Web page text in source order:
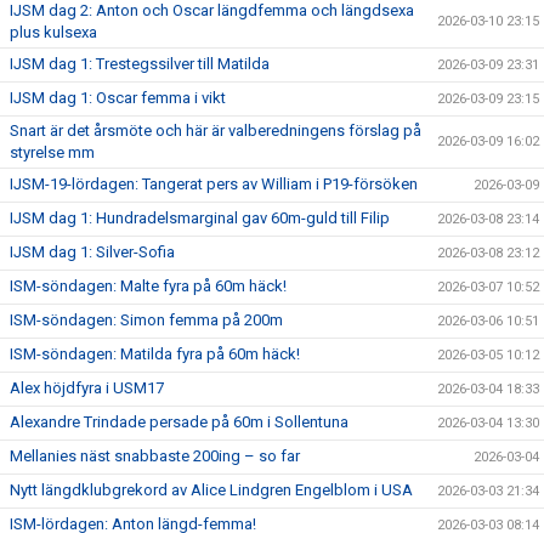
IJSM dag 2: Anton och Oscar längdfemma och längdsexa
plus kulsexa
2026-03-10 23:15
IJSM dag 1: Trestegssilver till Matilda 2026-03-09 23:31
IJSM dag 1: Oscar femma i vikt 2026-03-09 23:15
Snart är det årsmöte och här är valberedningens förslag på
styrelse mm
2026-03-09 16:02
IJSM-19-lördagen: Tangerat pers av William i P19-försöken 2026-03-09
IJSM dag 1: Hundradelsmarginal gav 60m-guld till Filip 2026-03-08 23:14
IJSM dag 1: Silver-Sofia 2026-03-08 23:12
ISM-söndagen: Malte fyra på 60m häck! 2026-03-07 10:52
ISM-söndagen: Simon femma på 200m 2026-03-06 10:51
ISM-söndagen: Matilda fyra på 60m häck! 2026-03-05 10:12
Alex höjdfyra i USM17 2026-03-04 18:33
Alexandre Trindade persade på 60m i Sollentuna 2026-03-04 13:30
Mellanies näst snabbaste 200ing – so far 2026-03-04
Nytt längdklubgrekord av Alice Lindgren Engelblom i USA 2026-03-03 21:34
ISM-lördagen: Anton längd-femma! 2026-03-03 08:14